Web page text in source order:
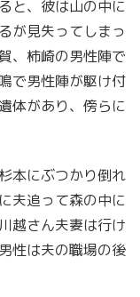
と、彼は山の中に
が見失ってしまっ
、柿崎の男性陣で
で男性陣が駆け付
体があり、傍らに
本にぶつかり倒れ
夫追って森の中に
越さん夫妻は行け
性は夫の職場の後